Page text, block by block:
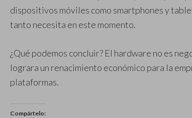
dispositivos móviles como smartphones y
tanto necesita en este momento.
¿Qué podemos concluir? El hardware no es
lograra un renacimiento económico para la
plataformas.
Compártelo: